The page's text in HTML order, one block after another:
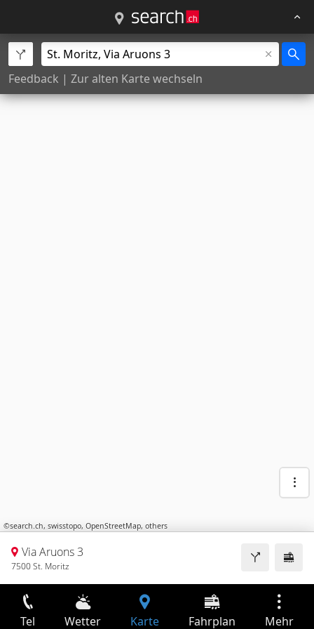
Feedback | Zur alten Karte wechseln
©search.ch, swisstopo, OpenStreetMap, others
Via Aruons 3
7500 St. Moritz
Tel Wetter Karte Fahrplan Mehr